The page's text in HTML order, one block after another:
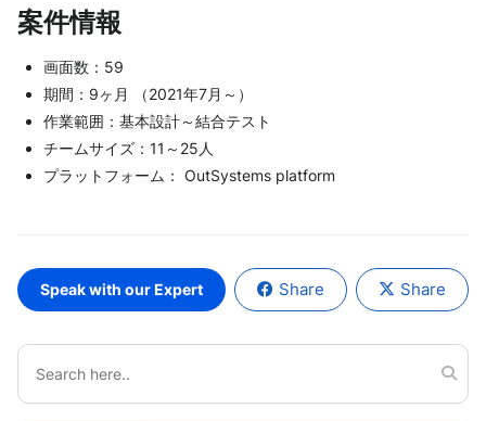
案件情報
画面数：59
期間：9ヶ月 （2021年7月～）
作業範囲：基本設計～結合テスト
チームサイズ：11～25人
プラットフォーム： OutSystems platform
Speak with our Expert Share Share